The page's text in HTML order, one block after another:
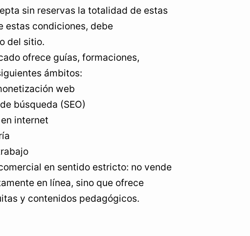
sin reservas la totalidad de estas
estas condiciones, debe
del sitio.
ofrece guías, formaciones,
ámbitos:
web
búsqueda (SEO)
internet
en sentido estricto: no vende
en línea, sino que ofrece
y contenidos pedagógicos.